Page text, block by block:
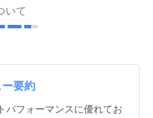
いて
要約
パフォーマンスに優れてお